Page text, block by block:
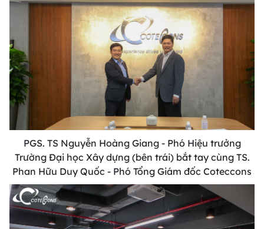
PGS. TS Nguyễn Hoàng Giang - Phó Hiệu trưởng
Trường Đại học Xây dựng (bên trái) bắt tay cùng TS.
Phan Hữu Duy Quốc - Phó Tổng Giám đốc Coteccons